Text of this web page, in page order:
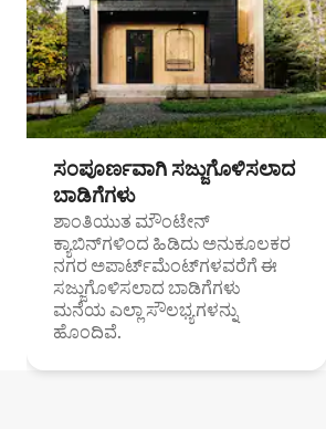
ಸಂಪೂರ್ಣವಾಗಿ ಸಜ್ಜುಗೊಳಿಸಲಾದ
ಬಾಡಿಗೆಗಳು
ಶಾಂತಿಯುತ ಮೌಂಟೇನ್
ಕ್ಯಾಬಿನ್‌ಗಳಿಂದ ಹಿಡಿದು ಅನುಕೂಲಕರ
ನಗರ ಅಪಾರ್ಟ್‌ಮೆಂಟ್‌ಗಳವರೆಗೆ ಈ
ಸಜ್ಜುಗೊಳಿಸಲಾದ ಬಾಡಿಗೆಗಳು
ಮನೆಯ ಎಲ್ಲಾ ಸೌಲಭ್ಯಗಳನ್ನು
ಹೊಂದಿವೆ.